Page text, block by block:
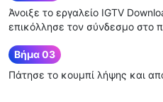
Άνοιξε το εργαλείο IGTV
επικόλλησε τον σύνδεσμο στο
Βήμα 03
Πάτησε το κουμπί λήψης και